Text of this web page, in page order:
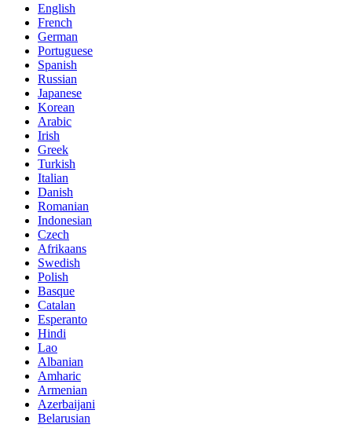
English
French
German
Portuguese
Spanish
Russian
Japanese
Korean
Arabic
Irish
Greek
Turkish
Italian
Danish
Romanian
Indonesian
Czech
Afrikaans
Swedish
Polish
Basque
Catalan
Esperanto
Hindi
Lao
Albanian
Amharic
Armenian
Azerbaijani
Belarusian